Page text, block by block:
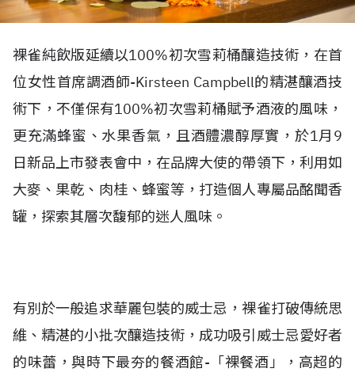
裸雀純飲版延續以100%初次雪莉桶釀造技術，在首
位女性首席調酒師-Kirsteen Campbell的精湛釀酒技
術下，不僅保有100%初次雪莉桶賦予酒液的風味，
更充滿蜂蜜、水果香氣，且酒體濃醇厚實，於1月9
日新品上市發表會中，在品牌大使的帶領下，利用如
大麥、果乾、肉桂、蜂蜜等，打造個人專屬品酩聞香
罐，探索其層次馥郁的迷人風味。
有別於一般追求華麗包裝的威士忌，裸雀打破傳統思
維、精湛的小批次釀造技術，成功吸引威士忌愛好者
的味蕾，與時下最夯的餐酒館-「裸餐酒」，高超的